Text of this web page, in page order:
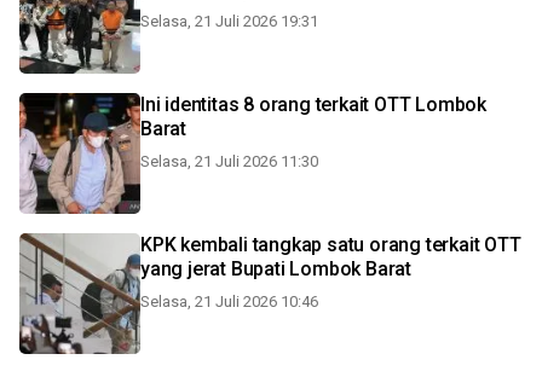
Selasa, 21 Juli 2026 19:31
Ini identitas 8 orang terkait OTT Lombok
Barat
Selasa, 21 Juli 2026 11:30
KPK kembali tangkap satu orang terkait OTT
yang jerat Bupati Lombok Barat
Selasa, 21 Juli 2026 10:46